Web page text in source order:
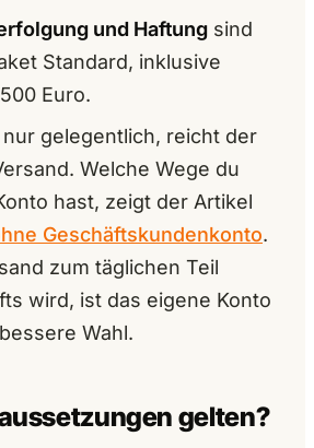
und Haftung sind
Standard, inklusive
Euro.
gelegentlich, reicht der
Welche Wege du
hast, zeigt der Artikel
Geschäftskundenkonto.
zum täglichen Teil
wird, ist das eigene Konto
Wahl.
gelten?